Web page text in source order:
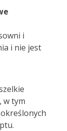
i
i nie jest
w tym